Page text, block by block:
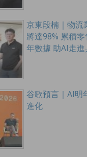
京東段楠｜物流
將達98% 累積
年數據 助AI走
谷歌預言｜AI明
進化